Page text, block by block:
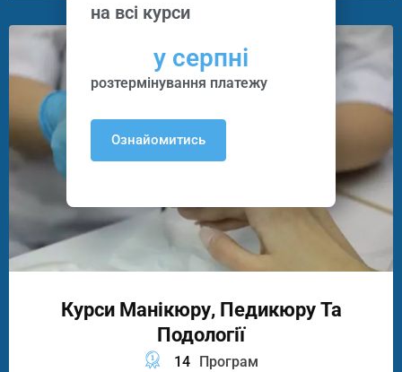
Курси Манікюру, Педикюру Та
Подології
14 Програм
на всі курси
у серпні
розтермінування платежу
Ознайомитись